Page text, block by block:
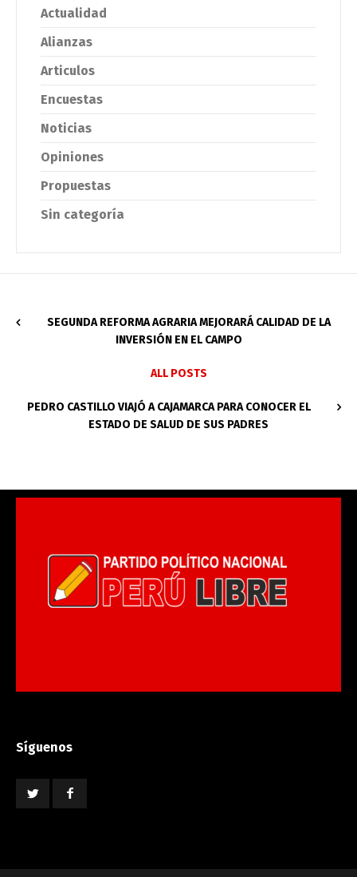
Actualidad
Alianzas
Articulos
Encuestas
Noticias
Opiniones
Propuestas
Sin categoría
SEGUNDA REFORMA AGRARIA MEJORARÁ CALIDAD DE LA
INVERSIÓN EN EL CAMPO
ALL POSTS
PEDRO CASTILLO VIAJÓ A CAJAMARCA PARA CONOCER EL
ESTADO DE SALUD DE SUS PADRES
Síguenos